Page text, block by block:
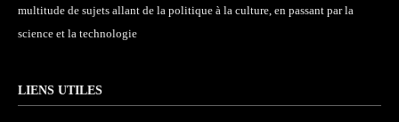
multitude de sujets allant de la politique à la culture, en passant par la
science et la technologie
LIENS UTILES